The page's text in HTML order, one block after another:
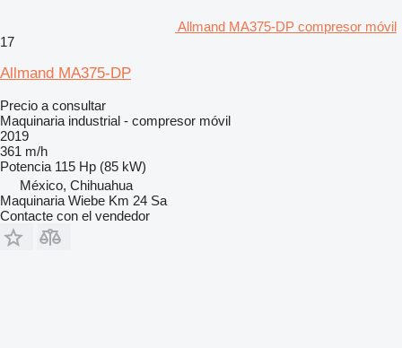
Allmand MA375-DP compresor móvil
17
Allmand MA375-DP
Precio a consultar
Maquinaria industrial - compresor móvil
2019
361 m/h
Potencia 115 Hp (85 kW)
México, Chihuahua
Maquinaria Wiebe Km 24 Sa
Contacte con el vendedor